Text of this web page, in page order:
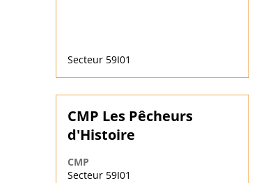
Secteur 59I01
CMP Les Pêcheurs
d'Histoire
CMP
Secteur 59I01